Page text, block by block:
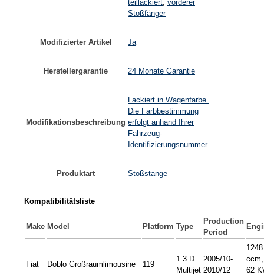
teillackiert, vorderer
Stoßfänger
Modifizierter Artikel Ja
Herstellergarantie 24 Monate Garantie
Modifikationsbeschreibung
Lackiert in Wagenfarbe.
Die Farbbestimmung
erfolgt anhand Ihrer
Fahrzeug-
Identifizierungsnummer.
Produktart Stoßstange
Kompatibilitätsliste
Make Model Platform Type
Production
Period
Fiat Doblo Großraumlimousine 119
1.3 D
Multijet
2005/10-
2010/12
1248
ccm,
62